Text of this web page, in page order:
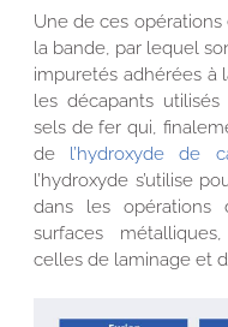
Une de ces
la bande, par lequel
impuretés adhérées à
les décapants
sels de fer qui,
de l’hydroxyde de
l’hydroxyde s’utilise
dans les opérations
surfaces
celles de laminage et